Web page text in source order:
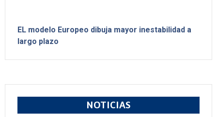
EL modelo Europeo dibuja mayor inestabilidad a
largo plazo
NOTICIAS